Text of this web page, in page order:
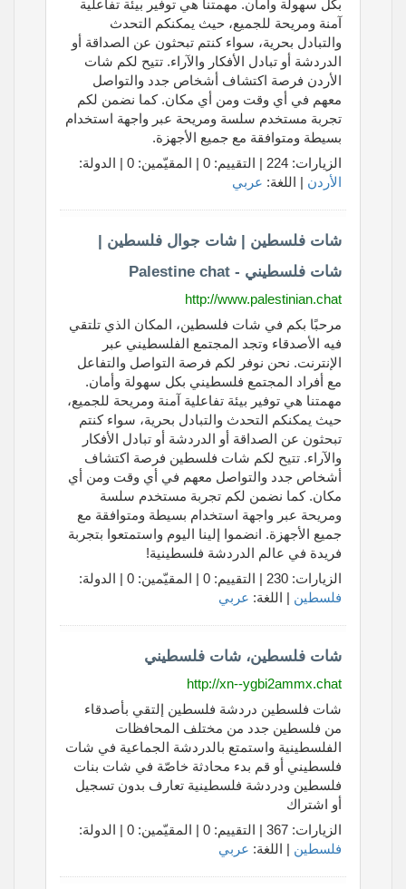
بكل سهولة وأمان. مهمتنا هي توفير بيئة تفاعلية
آمنة ومريحة للجميع، حيث يمكنكم التحدث
والتبادل بحرية، سواء كنتم تبحثون عن الصداقة أو
الدردشة أو تبادل الأفكار والآراء. تتيح لكم شات
الأردن فرصة اكتشاف أشخاص جدد والتواصل
معهم في أي وقت ومن أي مكان. كما نضمن لكم
تجربة مستخدم سلسة ومريحة عبر واجهة استخدام
بسيطة ومتوافقة مع جميع الأجهزة.
الزيارات: 224 | التقييم: 0 | المقيّمين: 0 | الدولة:
الأردن | اللغة: عربي
شات فلسطين | شات جوال فلسطين |
شات فلسطيني - Palestine chat
http://www.palestinian.chat
مرحبًا بكم في شات فلسطين، المكان الذي تلتقي
فيه الأصدقاء وتجد المجتمع الفلسطيني عبر
الإنترنت. نحن نوفر لكم فرصة التواصل والتفاعل
مع أفراد المجتمع فلسطيني بكل سهولة وأمان.
مهمتنا هي توفير بيئة تفاعلية آمنة ومريحة للجميع،
حيث يمكنكم التحدث والتبادل بحرية، سواء كنتم
تبحثون عن الصداقة أو الدردشة أو تبادل الأفكار
والآراء. تتيح لكم شات فلسطين فرصة اكتشاف
أشخاص جدد والتواصل معهم في أي وقت ومن أي
مكان. كما نضمن لكم تجربة مستخدم سلسة
ومريحة عبر واجهة استخدام بسيطة ومتوافقة مع
جميع الأجهزة. انضموا إلينا اليوم واستمتعوا بتجربة
فريدة في عالم الدردشة فلسطينية!
الزيارات: 230 | التقييم: 0 | المقيّمين: 0 | الدولة:
فلسطين | اللغة: عربي
شات فلسطين، شات فلسطيني
http://xn--ygbi2ammx.chat
شات فلسطين دردشة فلسطين إلتقي بأصدقاء
من فلسطين جدد من مختلف المحافظات
الفلسطينية واستمتع بالدردشة الجماعية في شات
فلسطيني أو قم بدء محادثة خاصّة في شات بنات
فلسطين ودردشة فلسطينية تعارف بدون تسجيل
أو اشتراك
الزيارات: 367 | التقييم: 0 | المقيّمين: 0 | الدولة:
فلسطين | اللغة: عربي